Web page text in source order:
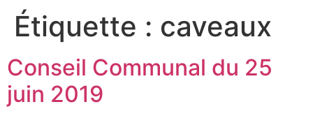
Étiquette : caveaux
Conseil Communal du 25
juin 2019